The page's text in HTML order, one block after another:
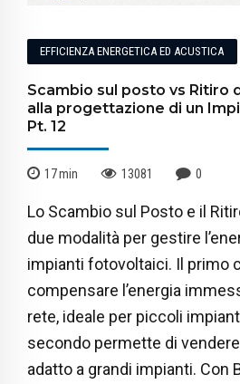
EFFICIENZA ENERGETICA ED ACUSTICA
Scambio sul posto vs Ritiro
alla progettazione di un
Pt. 12
17min 13081 0
Lo Scambio sul Posto e il
due modalità per gestire
impianti fotovoltaici. Il primo
compensare l’energia
rete, ideale per piccoli
secondo permette di vendere
adatto a grandi impianti. Con